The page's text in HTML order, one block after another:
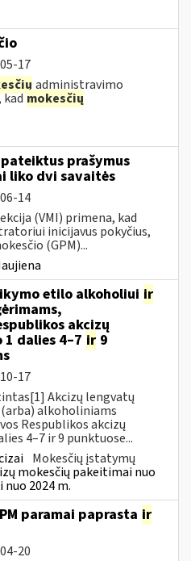
17
administravimo
kadmokesčių
prašymus
liko dvi savaitės
14
(VMI) primena, kad
inicijavus pokyčius,
(GPM)...
etilo alkoholiui ir
akcizų
dalies 4–7 ir 9
17
Akcizų lengvatų
alkoholiniams
Respublikos akcizų
4–7 ir 9 punktuose...
Mokesčių įstatymų
mokesčių pakeitimai nuo
2024 m.
paramai paprasta ir
20